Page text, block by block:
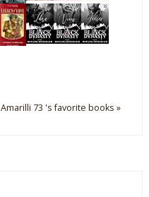
Amarilli 73 's favorite books »